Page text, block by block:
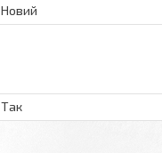
Новий
Так